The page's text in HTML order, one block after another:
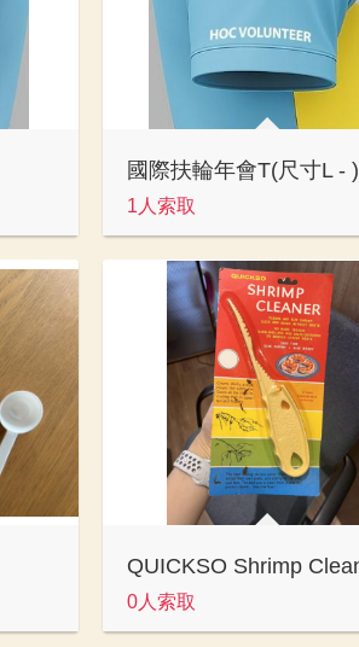
國際扶輪年會T(尺寸L - )
1人索取
0人索取